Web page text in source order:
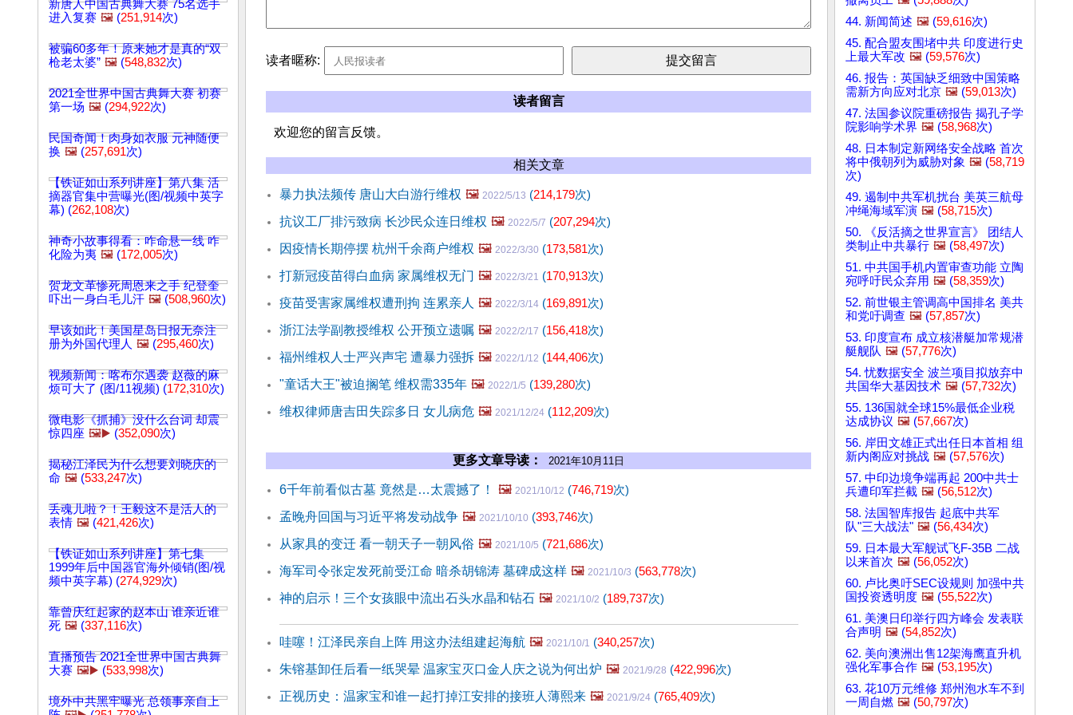
新唐人中国古典舞大赛 75名选手
进入复赛 🖼️ (251,914次)
被骗60多年！原来她才是真的“双
枪老太婆” 🖼️ (548,832次)
2021全世界中国古典舞大赛 初赛
第一场 🖼️ (294,922次)
民国奇闻！肉身如衣服 元神随便
换 🖼️ (257,691次)
【铁证如山系列讲座】第八集 活
摘器官集中营曝光(图/视频中英字
幕) (262,108次)
神奇小故事得看：咋命悬一线 咋
化险为夷 🖼️ (172,005次)
贺龙文革惨死周恩来之手 纪登奎
吓出一身白毛儿汗 🖼️ (508,960次)
早该如此！美国星岛日报无奈注
册为外国代理人 🖼️ (295,460次)
视频新闻：喀布尔遇袭 赵薇的麻
烦可大了 (图/11视频) (172,310次)
微电影《抓捕》没什么台词 却震
惊四座 🖼️▶️ (352,090次)
揭秘江泽民为什么想要刘晓庆的
命 🖼️ (533,247次)
丢魂儿啦？！王毅这不是活人的
表情 🖼️ (421,426次)
【铁证如山系列讲座】第七集
1999年后中国器官海外倾销(图/视
频中英字幕) (274,929次)
靠曾庆红起家的赵本山 谁亲近谁
死 🖼️ (337,116次)
直播预告 2021全世界中国古典舞
大赛 🖼️▶️ (533,998次)
境外中共黑牢曝光 总领事亲自上
读者暱称:
读者留言
欢迎您的留言反馈。
相关文章
暴力执法频传 唐山大白游行维权 🖼️ 2022/5/13 (214,179次)
抗议工厂排污致病 长沙民众连日维权 🖼️ 2022/5/7 (207,294次)
因疫情长期停摆 杭州千余商户维权 🖼️ 2022/3/30 (173,581次)
打新冠疫苗得白血病 家属维权无门 🖼️ 2022/3/21 (170,913次)
疫苗受害家属维权遭刑拘 连累亲人 🖼️ 2022/3/14 (169,891次)
浙江法学副教授维权 公开预立遗嘱 🖼️ 2022/2/17 (156,418次)
福州维权人士严兴声宅 遭暴力强拆 🖼️ 2022/1/12 (144,406次)
"童话大王"被迫搁笔 维权需335年 🖼️ 2022/1/5 (139,280次)
维权律师唐吉田失踪多日 女儿病危 🖼️ 2021/12/24 (112,209次)
更多文章导读： 2021年10月11日
6千年前看似古墓 竟然是…太震撼了！ 🖼️ 2021/10/12 (746,719次)
孟晚舟回国与习近平将发动战争 🖼️ 2021/10/10 (393,746次)
从家具的变迁 看一朝天子一朝风俗 🖼️ 2021/10/5 (721,686次)
海军司令张定发死前受江命 暗杀胡锦涛 墓碑成这样 🖼️ 2021/10/3 (563,778次)
神的启示！三个女孩眼中流出石头水晶和钻石 🖼️ 2021/10/2 (189,737次)
哇噻！江泽民亲自上阵 用这办法组建起海航 🖼️ 2021/10/1 (340,257次)
朱镕基卸任后看一纸哭晕 温家宝灭口金人庆之说为何出炉 🖼️ 2021/9/28 (422,996次)
正视历史：温家宝和谁一起打掉江安排的接班人薄熙来 🖼️ 2021/9/24 (765,409次)
44. 新闻简述 🖼️ (59,616次)
45. 配合盟友围堵中共 印度进行史
上最大军改 🖼️ (59,576次)
46. 报告：英国缺乏细致中国策略
需新方向应对北京 🖼️ (59,013次)
47. 法国参议院重磅报告 揭孔子学
院影响学术界 🖼️ (58,968次)
48. 日本制定新网络安全战略 首次
将中俄朝列为威胁对象 🖼️ (58,719
次)
49. 遏制中共军机扰台 美英三航母
冲绳海域军演 🖼️ (58,715次)
50. 《反活摘之世界宣言》 团结人
类制止中共暴行 🖼️ (58,497次)
51. 中共国手机内置审查功能 立陶
宛呼吁民众弃用 🖼️ (58,359次)
52. 前世银主管调高中国排名 美共
和党吁调查 🖼️ (57,857次)
53. 印度宣布 成立核潜艇加常规潜
艇舰队 🖼️ (57,776次)
54. 忧数据安全 波兰项目拟放弃中
共国华大基因技术 🖼️ (57,732次)
55. 136国就全球15%最低企业税
达成协议 🖼️ (57,667次)
56. 岸田文雄正式出任日本首相 组
新内阁应对挑战 🖼️ (57,576次)
57. 中印边境争端再起 200中共士
兵遭印军拦截 🖼️ (56,512次)
58. 法国智库报告 起底中共军
队"三大战法" 🖼️ (56,434次)
59. 日本最大军舰试飞F-35B 二战
以来首次 🖼️ (56,052次)
60. 卢比奥吁SEC设规则 加强中共
国投资透明度 🖼️ (55,522次)
61. 美澳日印举行四方峰会 发表联
合声明 🖼️ (54,852次)
62. 美向澳洲出售12架海鹰直升机
强化军事合作 🖼️ (53,195次)
63. 花10万元维修 郑州泡水车不到
一周自燃 🖼️ (50,797次)